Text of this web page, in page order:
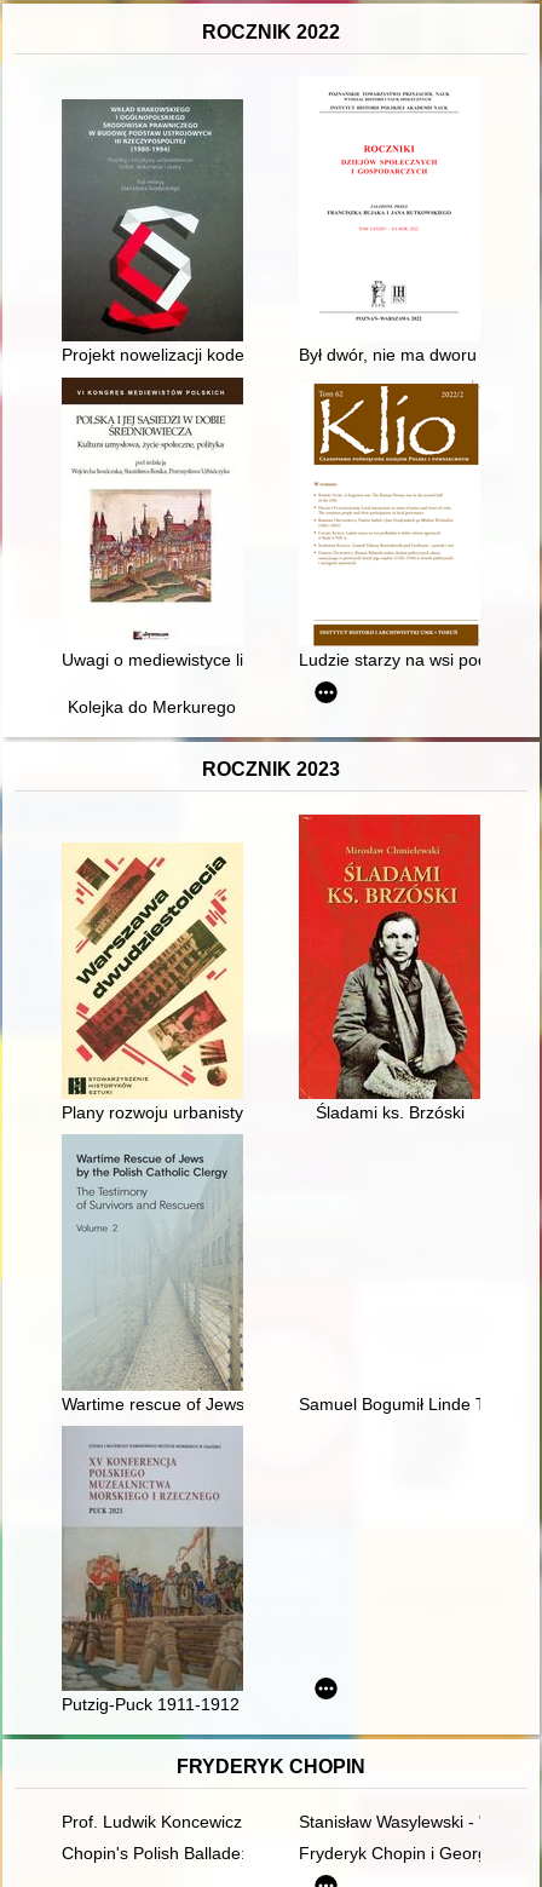
ROCZNIK 2022
Projekt nowelizacji kodeksu karnego Komisji Społecznej
Był dwór, nie ma dworu -
Uwagi o mediewistyce literackiej w PolsceLudzie starzy na wsi
Kolejka do Merkurego
ROCZNIK 2023
Plany rozwoju urbanistycznego m. st. Warszawy w
Śladami ks. Brzóski
Wartime rescue of Jews by the Polish catholic clergy : the
Samuel Bogumił Linde
Putzig-Puck 1911-1912 : początki bazy niemieckiego
FRYDERYK CHOPIN
Prof. Ludwik Koncewicz (1790-1857). Nauczyciel Fryderyka
Stanisław Wasylewski -
Chopin's Polish Ballade: Op. 38 as Narrative of National
Fryderyk Chopin i George